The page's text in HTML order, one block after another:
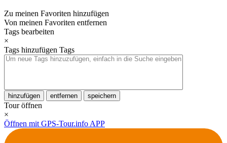
Zu meinen Favoriten hinzufügen
Von meinen Favoriten entfernen
Tags bearbeiten
×
Tags hinzufügen Tags
hinzufügen entfernen speichern
Tour öffnen
×
Öffnen mit GPS-Tour.info APP